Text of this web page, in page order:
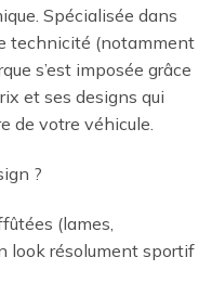
Spécialisée dans
technicité (notamment
s’est imposée grâce
et ses designs qui
de votre véhicule.
?
(lames,
look résolument sportif